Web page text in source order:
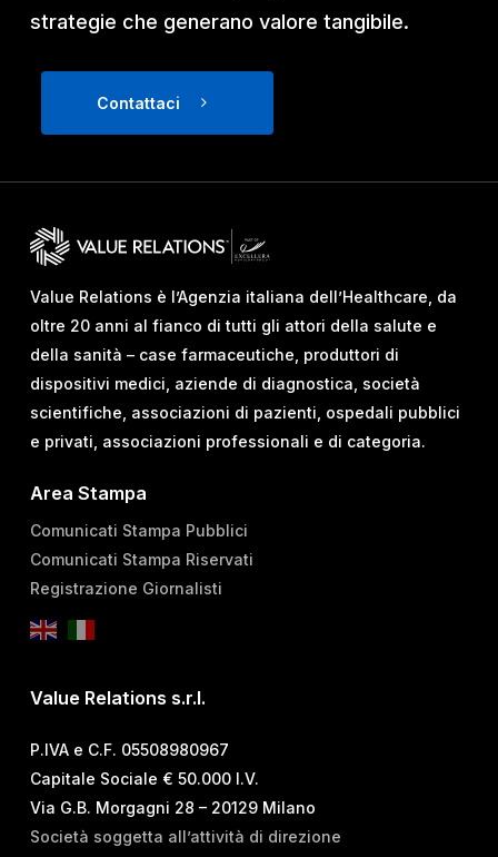
strategie che generano valore tangibile.
Contattaci
Value Relations è l’Agenzia italiana dell’Healthcare, da
oltre 20 anni al fianco di tutti gli attori della salute e
della sanità – case farmaceutiche, produttori di
dispositivi medici, aziende di diagnostica, società
scientifiche, associazioni di pazienti, ospedali pubblici
e privati, associazioni professionali e di categoria.
Area Stampa
Comunicati Stampa Pubblici
Comunicati Stampa Riservati
Registrazione Giornalisti
Value Relations s.r.l.
P.IVA e C.F. 05508980967
Capitale Sociale € 50.000 I.V.
Via G.B. Morgagni 28 – 20129 Milano
Società soggetta all’attività di direzione